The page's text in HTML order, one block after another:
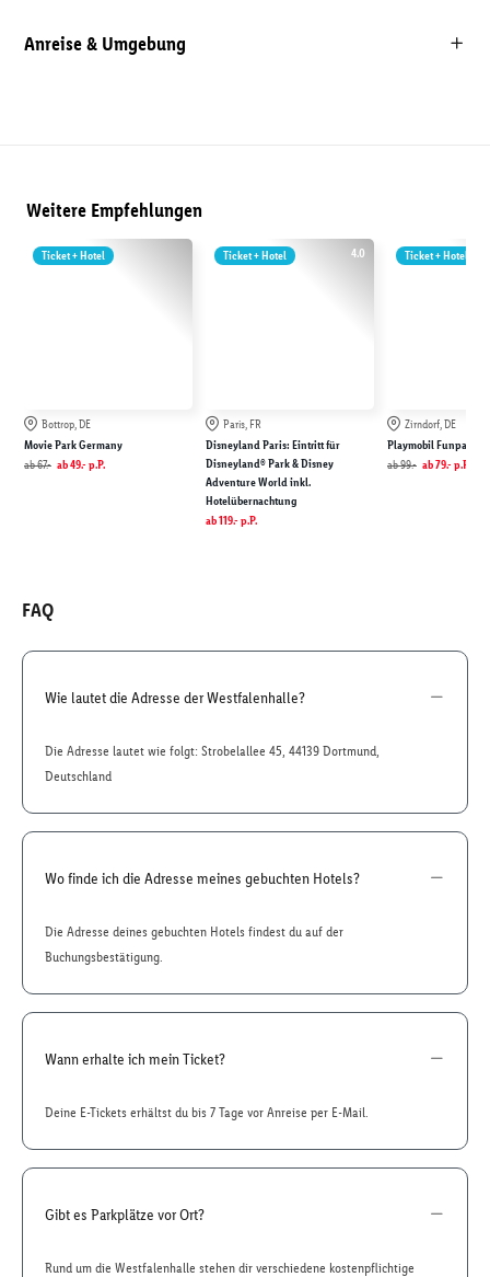
Anreise & Umgebung
Weitere Empfehlungen
Ticket + Hotel
Bottrop, DE
Movie Park Germany
ab67.- ab49.- p.P.
4.0
Ticket + Hotel
Paris, FR
Disneyland Paris: Eintritt für
Disneyland® Park & Disney
Adventure World inkl.
Hotelübernachtung
ab119.- p.P.
Ticket + Hotel
Zirndorf, DE
Playmobil Funpark
ab99.- ab79.- p.P.
FAQ
Wie lautet die Adresse der Westfalenhalle?
Die Adresse lautet wie folgt: Strobelallee 45, 44139 Dortmund,
Deutschland
Wo finde ich die Adresse meines gebuchten Hotels?
Die Adresse deines gebuchten Hotels findest du auf der
Buchungsbestätigung.
Wann erhalte ich mein Ticket?
Deine E-Tickets erhältst du bis 7 Tage vor Anreise per E-Mail.
Gibt es Parkplätze vor Ort?
Rund um die Westfalenhalle stehen dir verschiedene kostenpflichtige